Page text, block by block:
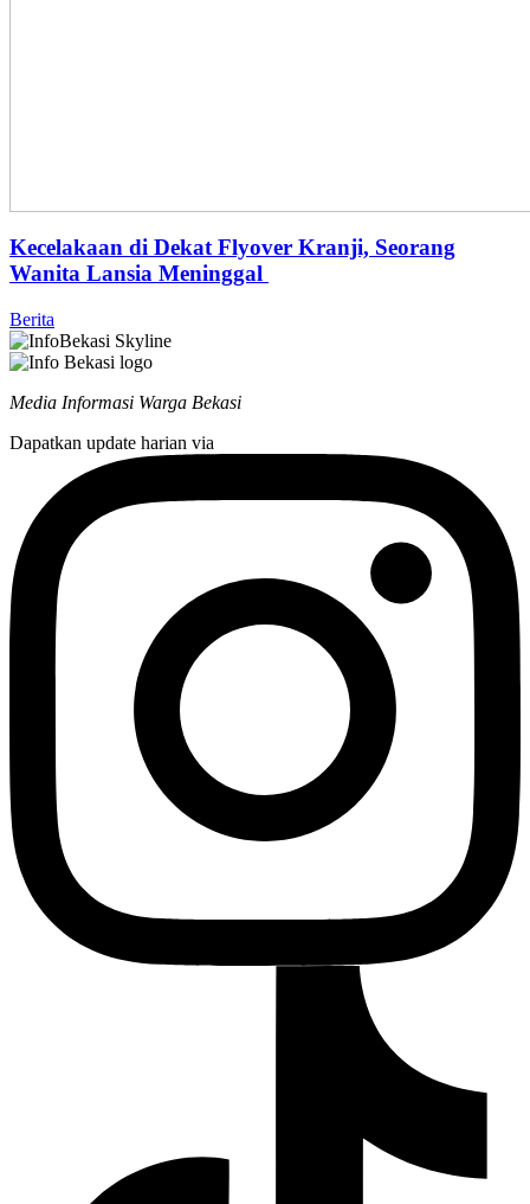
Kecelakaan di Dekat Flyover Kranji, Seorang
Wanita Lansia Meninggal
Berita
Media Informasi Warga Bekasi
Dapatkan update harian via